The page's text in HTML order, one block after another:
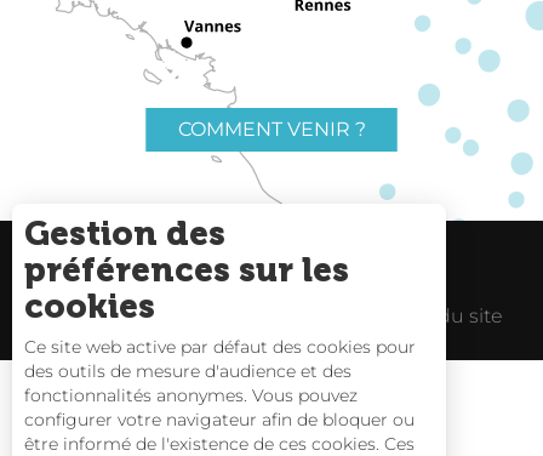
COMMENT VENIR ?
Charte du voyageur Liens utiles
Espace Pro Plan du site
Gestion des
préférences sur les
cookies
Ce site web active par défaut des cookies pour
des outils de mesure d'audience et des
fonctionnalités anonymes. Vous pouvez
configurer votre navigateur afin de bloquer ou
être informé de l'existence de ces cookies. Ces